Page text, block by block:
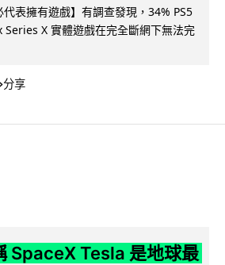
代表擁有遊戲】有調查發現，34% PS5
Series X 實體遊戲在完全斷網下無法完
分享
SpaceX Tesla 是地球最